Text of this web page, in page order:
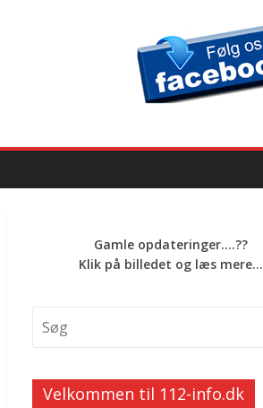
Gamle opdateringer....??
Klik på billedet og læs mere...
Velkommen til 112-info.dk